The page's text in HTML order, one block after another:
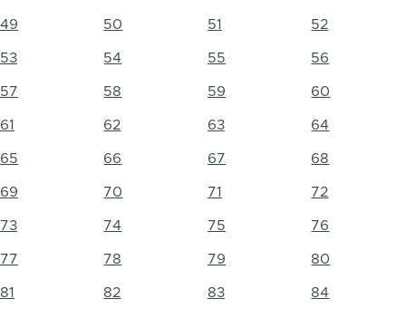
49 50 51 52
53 54 55 56
57 58 59 60
61 62 63 64
65 66 67 68
69 70 71 72
73 74 75 76
77 78 79 80
81 82 83 84